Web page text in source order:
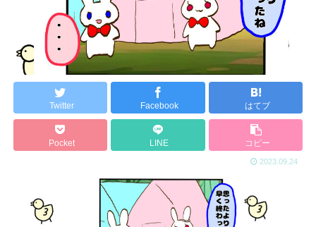
Twitter Facebook はてブ
Pocket LINE コピー
2023.09.24